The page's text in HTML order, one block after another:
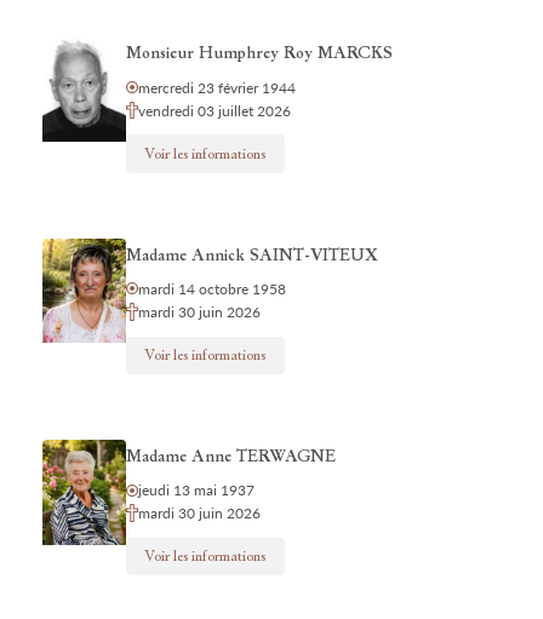
Monsieur Humphrey Roy MARCKS
mercredi 23 février 1944
vendredi 03 juillet 2026
Voir les informations
Madame Annick SAINT-VITEUX
mardi 14 octobre 1958
mardi 30 juin 2026
Voir les informations
Madame Anne TERWAGNE
jeudi 13 mai 1937
mardi 30 juin 2026
Voir les informations